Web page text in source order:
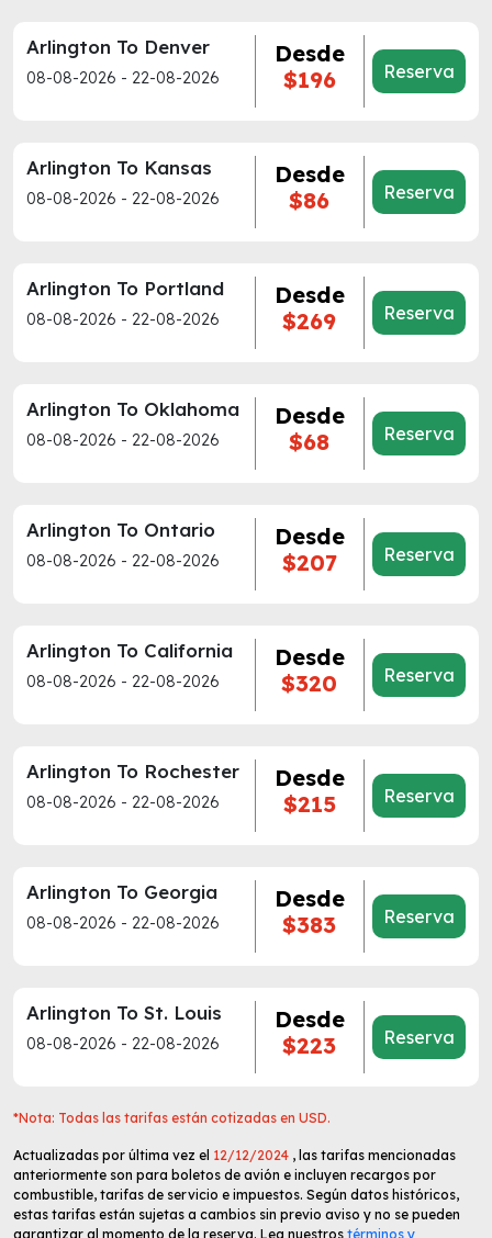
Arlington To Denver
08-08-2026 - 22-08-2026
Desde
$196
Reserva
Arlington To Kansas
08-08-2026 - 22-08-2026
Desde
$86
Reserva
Arlington To Portland
08-08-2026 - 22-08-2026
Desde
$269
Reserva
Arlington To Oklahoma
08-08-2026 - 22-08-2026
Desde
$68
Reserva
Arlington To Ontario
08-08-2026 - 22-08-2026
Desde
$207
Reserva
Arlington To California
08-08-2026 - 22-08-2026
Desde
$320
Reserva
Arlington To Rochester
08-08-2026 - 22-08-2026
Desde
$215
Reserva
Arlington To Georgia
08-08-2026 - 22-08-2026
Desde
$383
Reserva
Arlington To St. Louis
08-08-2026 - 22-08-2026
Desde
$223
Reserva
*Nota: Todas las tarifas están cotizadas en USD.
Actualizadas por última vez el 12/12/2024 , las tarifas mencionadas
anteriormente son para boletos de avión e incluyen recargos por
combustible, tarifas de servicio e impuestos. Según datos históricos,
estas tarifas están sujetas a cambios sin previo aviso y no se pueden
garantizar al momento de la reserva. Lea nuestros términos y